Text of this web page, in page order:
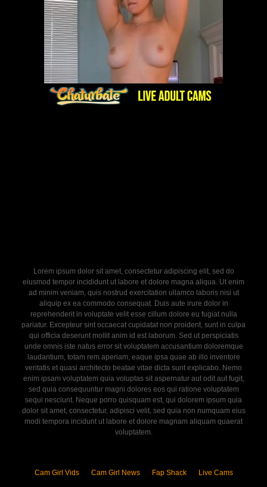
Lorem ipsum dolor sit amet, consectetur adipiscing elit, sed do
eiusmod tempor incididunt ut labore et dolore magna aliqua. Ut enim
ad minim veniam, quis nostrud exercitation ullamco laboris nisi ut
aliquip ex ea commodo consequat. Duis aute irure dolor in
reprehenderit in voluptate velit esse cillum dolore eu fugiat nulla
pariatur. Excepteur sint occaecat cupidatat non proident, sunt in culpa
qui officia deserunt mollit anim id est laborum. Sed ut perspiciatis
unde omnis iste natus error sit voluptatem accusantium doloremque
laudantium, totam rem aperiam, eaque ipsa quae ab illo inventore
veritatis et quasi architecto beatae vitae dicta sunt explicabo. Nemo
enim ipsam voluptatem quia voluptas sit aspernatur aut odit aut fugit,
sed quia consequuntur magni dolores eos qui ratione voluptatem
sequi nesciunt. Neque porro quisquam est, qui dolorem ipsum quia
dolor sit amet, consectetur, adipisci velit, sed quia non numquam eius
modi tempora incidunt ut labore et dolore magnam aliquam quaerat
voluptatem.
Cam Girl Vids Cam Girl News Fap Shack Live Cams